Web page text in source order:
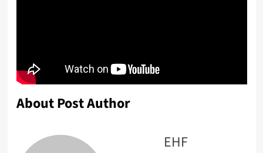
About Post Author
EHF